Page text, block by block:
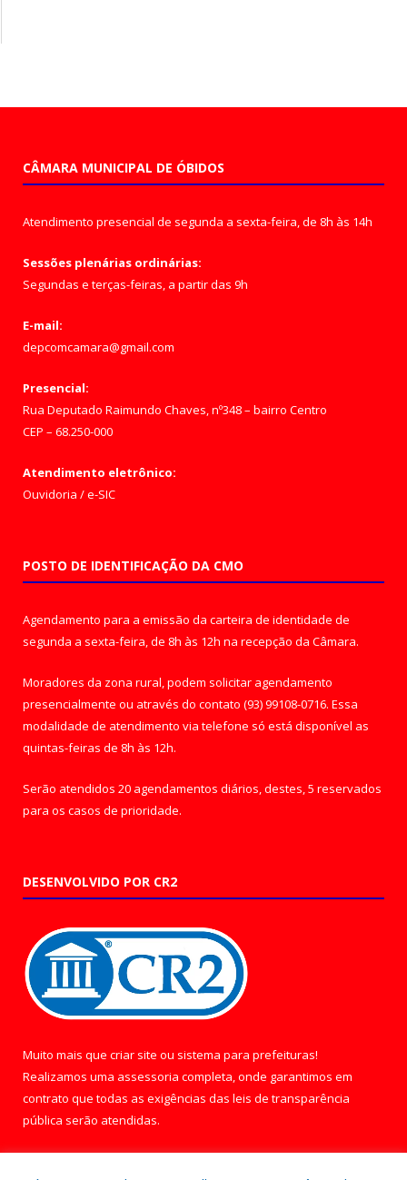
CÂMARA MUNICIPAL DE ÓBIDOS
Atendimento presencial de segunda a sexta-feira, de 8h às 14h
Sessões plenárias ordinárias:
Segundas e terças-feiras, a partir das 9h
E-mail:
depcomcamara@gmail.com
Presencial:
Rua Deputado Raimundo Chaves, nº348 – bairro Centro
CEP – 68.250-000
Atendimento eletrônico:
Ouvidoria /e-SIC
POSTO DE IDENTIFICAÇÃO DA CMO
Agendamento para a emissão da carteira de identidade de
segunda a sexta-feira, de 8h às 12h na recepção da Câmara.
Moradores da zona rural, podem solicitar agendamento
presencialmente ou através do contato (93) 99108-0716. Essa
modalidade de atendimento via telefone só está disponível as
quintas-feiras de 8h às 12h.
Serão atendidos 20 agendamentos diários, destes, 5 reservados
para os casos de prioridade.
DESENVOLVIDO POR CR2
Muito mais que criar site ou sistema para prefeituras!
Realizamos uma assessoria completa, onde garantimos em
contrato que todas as exigências das leis de transparência
pública serão atendidas.